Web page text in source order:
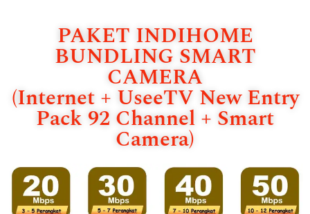
PAKET INDIHOME
BUNDLING SMART
CAMERA
(Internet + UseeTV New Entry
Pack 92 Channel + Smart
Camera)